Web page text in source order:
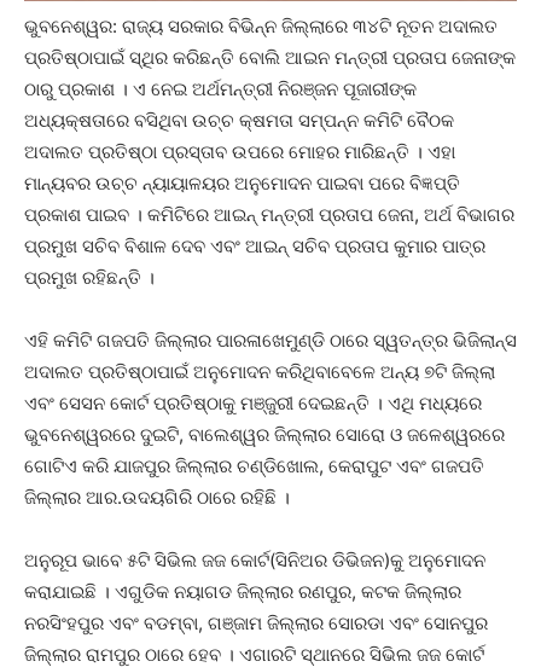
ଭୁବନେଶ୍ୱର: ରାଜ୍ୟ ସରକାର ବିଭିନ୍ନ ଜିଲ୍ଲାରେ ୩୪ଟି ନୂତନ ଅଦାଲତ
ପ୍ରତିଷ୍ଠାପାଇଁ ସ୍ଥିର କରିଛନ୍ତି ବୋଲି ଆଇନ ମନ୍ତ୍ରୀ ପ୍ରତାପ ଜେନାଙ୍କ
ଠାରୁ ପ୍ରକାଶ । ଏ ନେଇ ଅର୍ଥମନ୍ତ୍ରୀ ନିରଞ୍ଜନ ପୂଜାରୀଙ୍କ
ଅଧ୍ୟକ୍ଷତାରେ ବସିଥିବା ଉଚ୍ଚ କ୍ଷମତା ସମ୍ପନ୍ନ କମିଟି ବୈଠକ
ଅଦାଲତ ପ୍ରତିଷ୍ଠା ପ୍ରସ୍ତାବ ଉପରେ ମୋହର ମାରିଛନ୍ତି । ଏହା
ମାନ୍ୟବର ଉଚ୍ଚ ନ୍ୟାୟାଳୟର ଅନୁମୋଦନ ପାଇବା ପରେ ବିଜ୍ଞପ୍ତି
ପ୍ରକାଶ ପାଇବ । କମିଟିରେ ଆଇନ୍ ମନ୍ତ୍ରୀ ପ୍ରତାପ ଜେନା, ଅର୍ଥ ବିଭାଗର
ପ୍ରମୁଖ ସଚିବ ବିଶାଳ ଦେବ ଏବଂ ଆଇନ୍ ସଚିବ ପ୍ରତାପ କୁମାର ପାତ୍ର
ପ୍ରମୁଖ ରହିଛନ୍ତି ।
ଏହି କମିଟି ଗଜପତି ଜିଲ୍ଲାର ପାରଳାଖେମୁଣ୍ଡି ଠାରେ ସ୍ୱତନ୍ତ୍ର ଭିଜିଲାନ୍ସ
ଅଦାଲତ ପ୍ରତିଷ୍ଠାପାଇଁ ଅନୁମୋଦନ କରିଥିବାବେଳେ ଅନ୍ୟ ୭ଟି ଜିଲ୍ଲା
ଏବଂ ସେସନ କୋର୍ଟ ପ୍ରତିଷ୍ଠାକୁ ମଞ୍ଜୁରୀ ଦେଇଛନ୍ତି । ଏଥି ମଧ୍ୟରେ
ଭୁବନେଶ୍ୱରରେ ଦୁଇଟି, ବାଲେଶ୍ୱର ଜିଲ୍ଲାର ସୋରୋ ଓ ଜଳେଶ୍ୱରରେ
ଗୋଟିଏ କରି ଯାଜପୁର ଜିଲ୍ଲାର ଚଣ୍ଡିଖୋଲ, କେରାପୁଟ ଏବଂ ଗଜପତି
ଜିଲ୍ଲାର ଆର.ଉଦୟଗିରି ଠାରେ ରହିଛି ।
ଅନୁରୂପ ଭାବେ ୫ଟି ସିଭିଲ ଜଜ କୋର୍ଟ(ସିନିଅର ଡିଭିଜନ)କୁ ଅନୁମୋଦନ
କରାଯାଇଛି । ଏଗୁଡିକ ନୟାଗଡ ଜିଲ୍ଲାର ରଣପୁର, କଟକ ଜିଲ୍ଲାର
ନରସିଂହପୁର ଏବଂ ବଡମ୍ବା, ଗଞ୍ଜାମ ଜିଲ୍ଲାର ସୋରଡା ଏବଂ ସୋନପୁର
ଜିଲ୍ଲାର ରାମପୁର ଠାରେ ହେବ । ଏଗାରଟି ସ୍ଥାନରେ ସିଭିଲ ଜଜ କୋର୍ଟ